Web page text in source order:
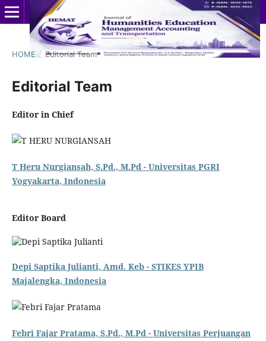
HOME / Editorial Team
Editorial Team
Editor in Chief
T Heru Nurgiansah, S.Pd., M.Pd - Universitas PGRI
Yogyakarta, Indonesia
Editor Board
Depi Saptika Julianti, Amd. Keb - STIKES YPIB
Majalengka, Indonesia
Febri Fajar Pratama, S.Pd., M.Pd - Universitas Perjuangan